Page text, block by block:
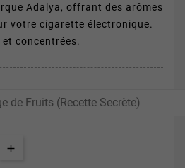
Adalya, offrant des arômes
votre cigarette électronique.
concentrées.